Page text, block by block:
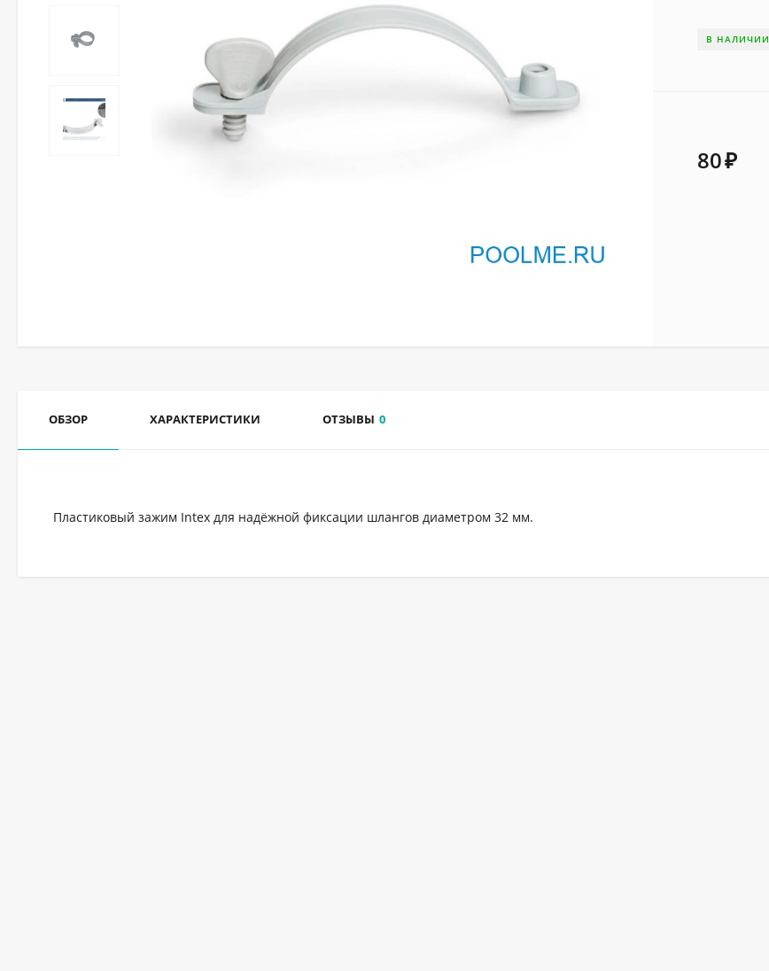
В НАЛИЧИИ
80₽
ОБЗОР ХАРАКТЕРИСТИКИ ОТЗЫВЫ 0
Пластиковый зажим Intex для надёжной фиксации шлангов диаметром 32 мм.